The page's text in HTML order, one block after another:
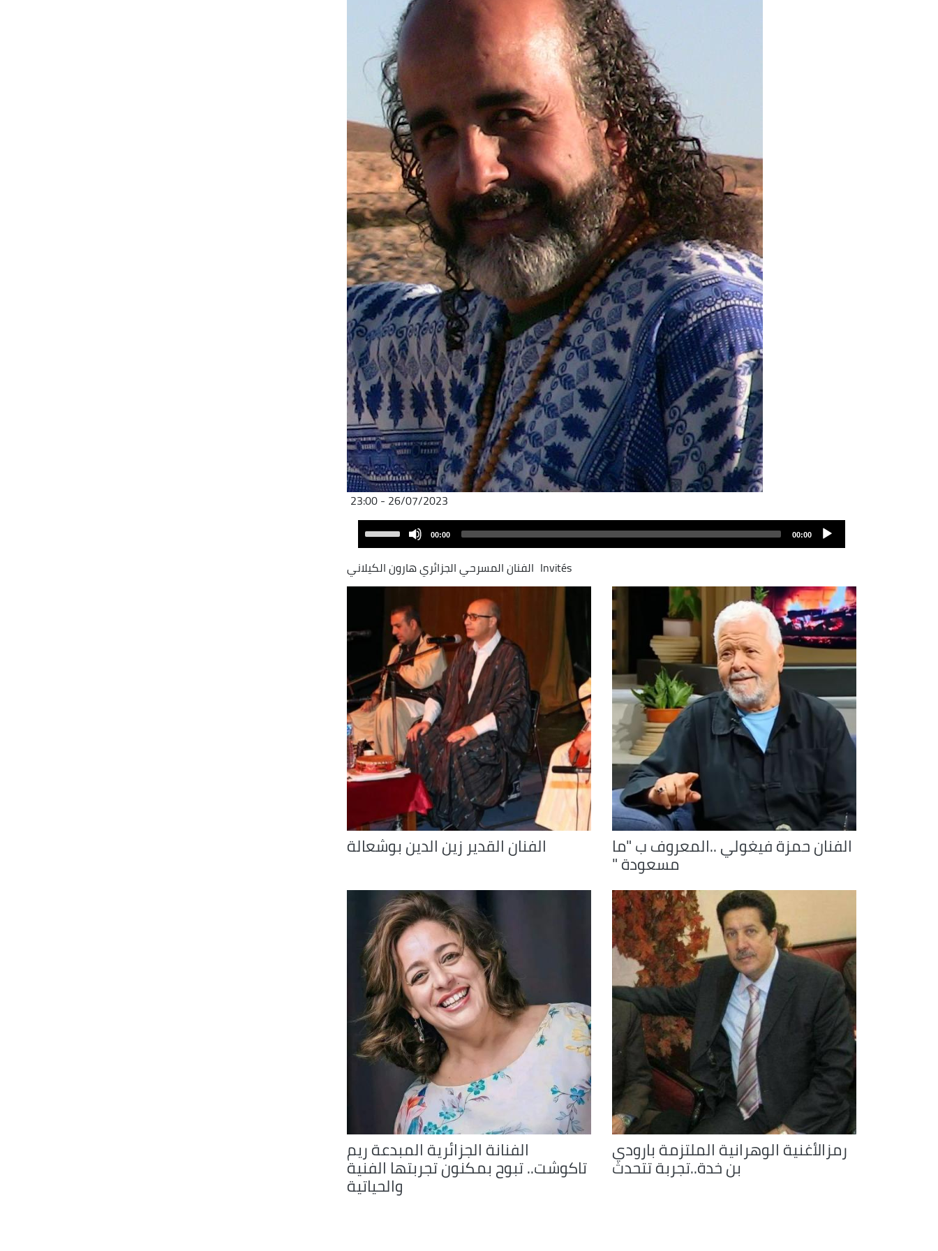
26/07/2023 - 23:00
Player
00:00
00:00
keys
or
decrease
Invités الفنان المسرحي الجزائري هارون الكيلاني
الفنان حمزة فيغولي ..المعروف ب "ما
مسعودة "
الفنان القدير زين الدين بوشعالة
رمزالأغنية الوهرانية الملتزمة بارودي
بن خدة..تجربة تتحدث
الفنانة الجزائرية المبدعة ريم
تاكوشت.. تبوح بمكنون تجربتها الفنية
والحياتية